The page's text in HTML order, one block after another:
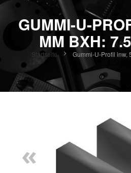
GUMMI-U-
MM BXH:
Startseite Gummi-U-Profil inw,
springen
«